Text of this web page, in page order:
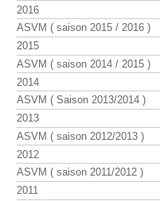
2016
ASVM ( saison 2015 / 2016 )
2015
ASVM ( saison 2014 / 2015 )
2014
ASVM ( Saison 2013/2014 )
2013
ASVM ( saison 2012/2013 )
2012
ASVM ( saison 2011/2012 )
2011